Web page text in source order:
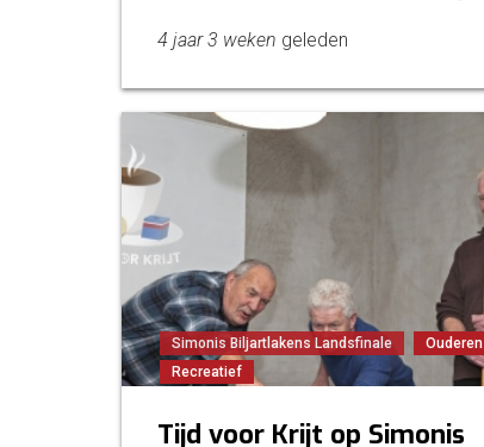
4 jaar 3 weken geleden
Simonis Biljartlakens Landsfinale
Ouderen
Recreatief
Tijd voor Krijt op Simonis